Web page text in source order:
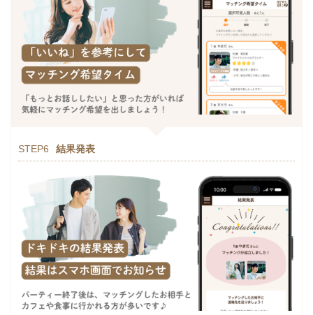
STEP6 結果発表